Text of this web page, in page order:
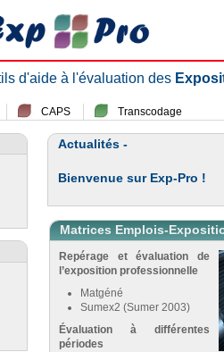
d'aide à l'évaluation des
CAPS Transcodage
Actualités -
Bienvenue sur Exp-Pro !
Matrices Emplois-
Repérage et évaluation de
l’exposition professionnelle
Matgéné
Sumex2 (Sumer 2003)
Évaluation à différentes
périodes